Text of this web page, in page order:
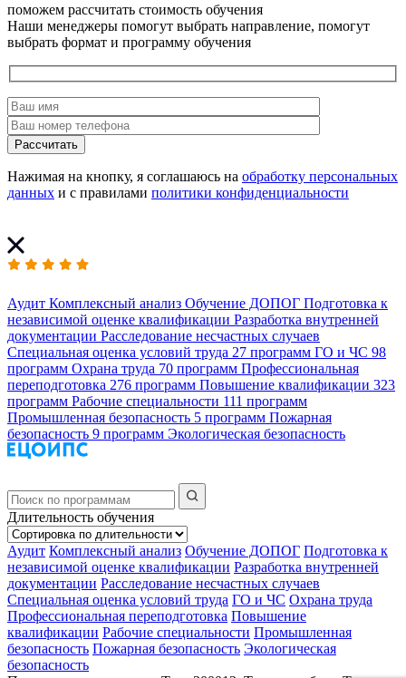
поможем рассчитать стоимость обучения
Наши менеджеры помогут выбрать направление, помогут
выбрать формат и программу обучения
Рассчитать
Нажимая на кнопку, я соглашаюсь на обработку персональных
данных и с правилами политики конфиденциальности
Аудит Комплексный анализ Обучение ДОПОГ Подготовка к
независимой оценке квалификации Разработка внутренней
документации Расследование несчастных случаев
Специальная оценка условий труда 27 программ ГО и ЧС 98
программ Охрана труда 70 программ Профессиональная
переподготовка 276 программ Повышение квалификации 323
программ Рабочие специальности 111 программ
Промышленная безопасность 5 программ Пожарная
безопасность 9 программ Экологическая безопасность
Длительность обучения
Аудит Комплексный анализ Обучение ДОПОГ Подготовка к
независимой оценке квалификации Разработка внутренней
документации Расследование несчастных случаев
Специальная оценка условий труда ГО и ЧС Охрана труда
Профессиональная переподготовка Повышение
квалификации Рабочие специальности Промышленная
безопасность Пожарная безопасность Экологическая
безопасность